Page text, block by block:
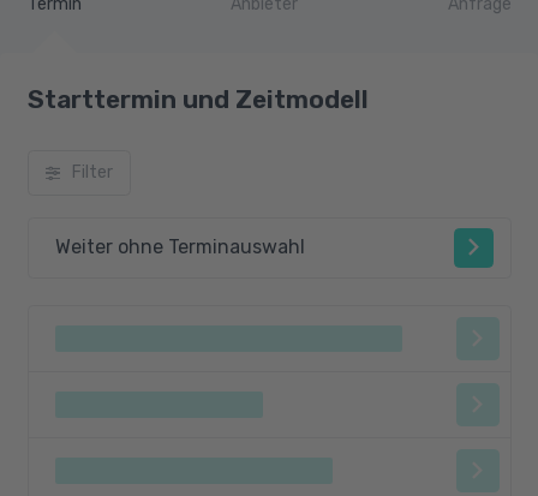
Starttermin und Zeitmodell
Filter
Weiter ohne Terminauswahl